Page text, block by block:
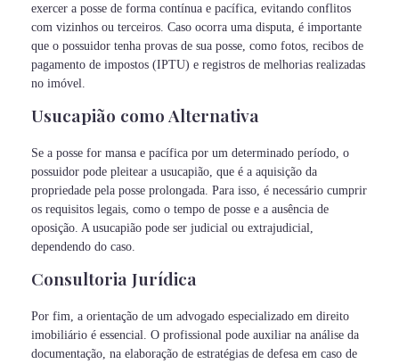
exercer a posse de forma contínua e pacífica, evitando conflitos
com vizinhos ou terceiros. Caso ocorra uma disputa, é importante
que o possuidor tenha provas de sua posse, como fotos, recibos de
pagamento de impostos (IPTU) e registros de melhorias realizadas
no imóvel.
Usucapião como Alternativa
Se a posse for mansa e pacífica por um determinado período, o
possuidor pode pleitear a usucapião, que é a aquisição da
propriedade pela posse prolongada. Para isso, é necessário cumprir
os requisitos legais, como o tempo de posse e a ausência de
oposição. A usucapião pode ser judicial ou extrajudicial,
dependendo do caso.
Consultoria Jurídica
Por fim, a orientação de um advogado especializado em direito
imobiliário é essencial. O profissional pode auxiliar na análise da
documentação, na elaboração de estratégias de defesa em caso de